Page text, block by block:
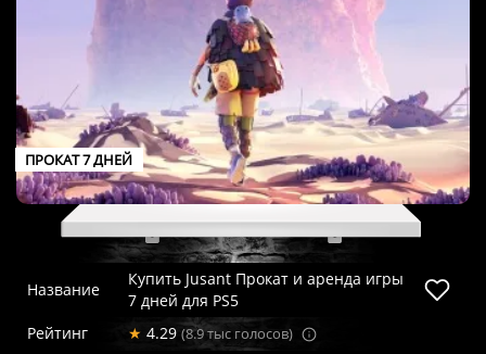
ПРОКАТ 7 ДНЕЙ
Название
Купить Jusant Прокат и аренда игры
7 дней для PS5
Рейтинг
★ 4.29 (8.9 тыс голосов)